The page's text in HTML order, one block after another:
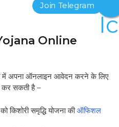
Online
में अपना ऑनलाइन आवेदन करने के लिए
कर सकती है –
किशोरी समृद्धि योजना कीऑफिशल